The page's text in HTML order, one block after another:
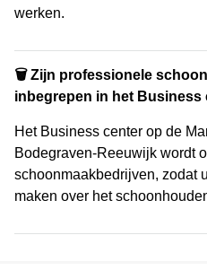
werken.
🗑 Zijn professionele
inbegrepen in het Business
Het Business center op de
Bodegraven-Reeuwijk wordt
schoonmaakbedrijven, zodat
maken over het